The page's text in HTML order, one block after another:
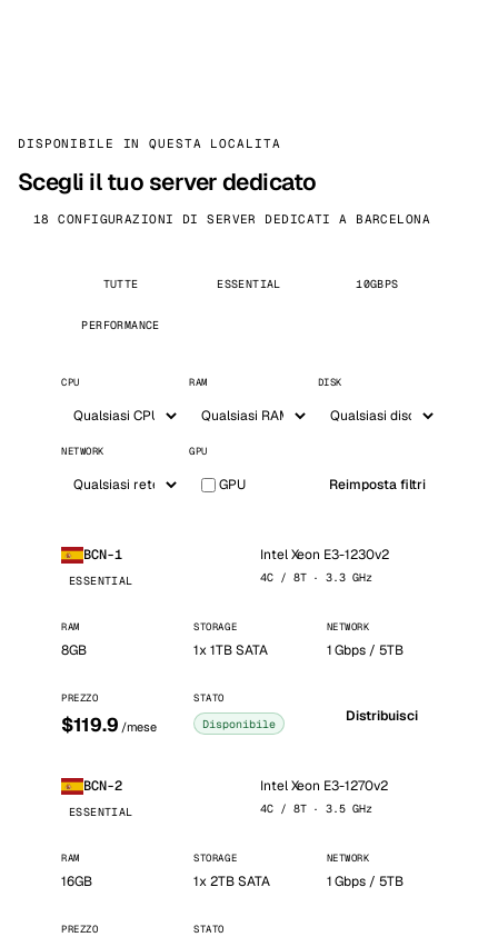
DISPONIBILE IN QUESTA LOCALITA
Scegli il tuo server dedicato
18 CONFIGURAZIONI DI SERVER DEDICATI A BARCELONA
TUTTE ESSENTIAL 10GBPS
PERFORMANCE
CPU RAM DISK
NETWORK GPU
GPU Reimposta filtri
BCN-1
ESSENTIAL
Intel Xeon E3-1230v2
4C / 8T · 3.3 GHz
RAM
8GB
STORAGE
1x 1TB SATA
NETWORK
1 Gbps / 5TB
PREZZO
$119.9 /mese
STATO
Disponibile Distribuisci
BCN-2
ESSENTIAL
Intel Xeon E3-1270v2
4C / 8T · 3.5 GHz
RAM
16GB
STORAGE
1x 2TB SATA
NETWORK
1 Gbps / 5TB
PREZZO STATO